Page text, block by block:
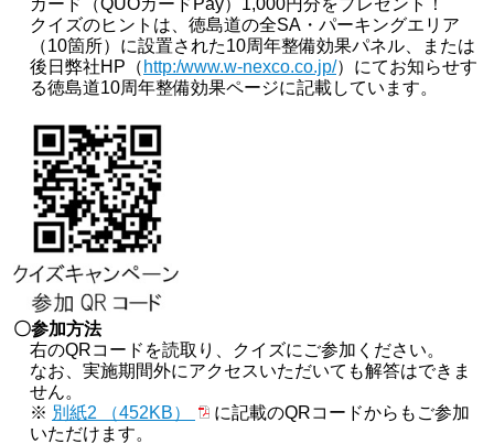
クイズのヒントは、徳島道の全SA・パーキングエリア
（10箇所）に設置された10周年整備効果パネル、または
後日弊社HP（ http:/www.w-nexco.co.jp/）にてお知らせす
る徳島道10周年整備効果ページに記載しています。
〇参加方法
右のQRコードを読取り、クイズにご参加ください。
なお、実施期間外にアクセスいただいても解答はできま
せん。
※ 別紙2 （452KB）
に記載のQRコードからもご参加
いただけます。